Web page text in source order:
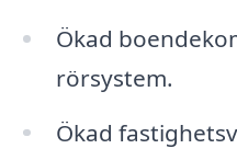
Ökad
rörsystem.
Ökad